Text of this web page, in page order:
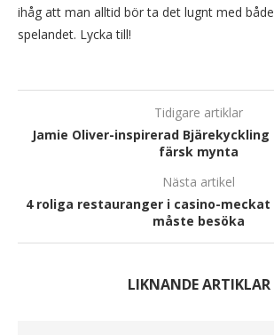
ihåg att man alltid bör ta det lugnt med
spelandet. Lycka till!
Tidigare artiklar
Jamie Oliver-inspirerad
färsk mynta
Nästa artikel
4 roliga restauranger i casino-meckat
måste besöka
LIKNANDE ARTIKLAR